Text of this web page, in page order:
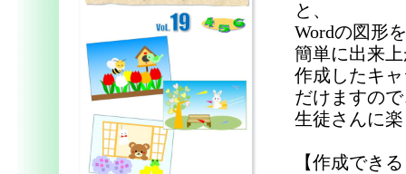
と、
Wordの図形
簡単に出来
作成したキ
だけますの
生徒さんに
【作成でき